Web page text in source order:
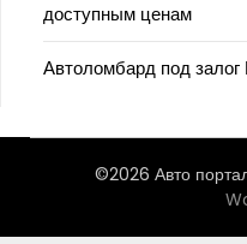
доступным ценам
Автоломбард под
©2026 Авто